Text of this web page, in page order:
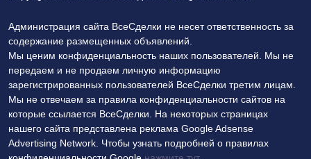
Администрация сайта ВсеСделки не несет ответственность за
содержание размещенных объявлений.
Мы ценим конфиденциальность наших пользователей. Мы не
передаем и не продаем личную информацию
зарегистрированных пользователей ВсеСделки третим лицам.
Мы не отвечаем за правила конфиденциальности сайтов на
которые ссылается ВсеСделки. На некоторых страницах
нашего сайта представлена реклама Google Adsense
Advertising Network. Чтобы узнать подробней о правилах